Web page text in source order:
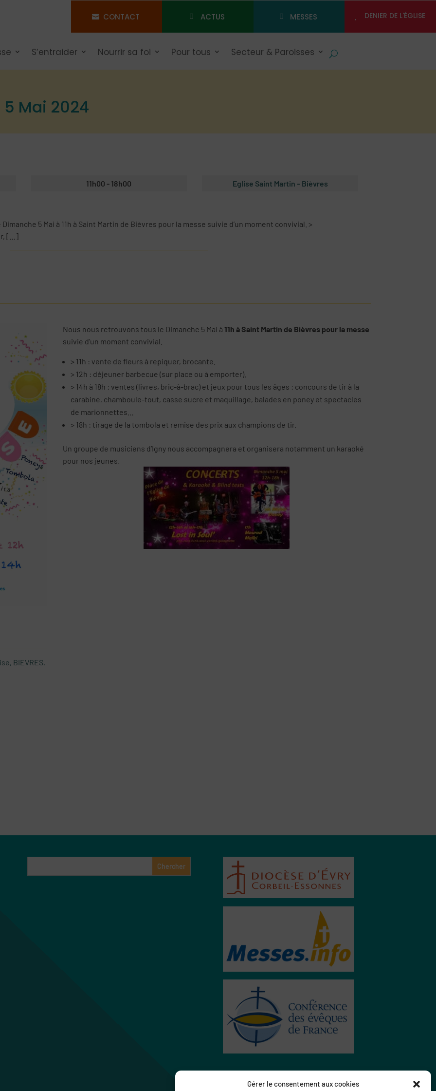
Gérer le consentement aux cookies
CONTACT ACTUS MESSES DENIER DE L'ÉGLISE
S’entraider Nourrir sa foi Pour tous Secteur & Paroisses
Mai 2024
11h00 - 18h00 Eglise Saint Martin – Bièvres
5 Mai à 11h à Saint Martin de Bièvres pour la messe suivie d’un moment convivial. >
[…]
Nous nous retrouvons tous le Dimanche 5 Mai à 11h à Saint Martin de Bièvres pour la messe
suivie d’un moment convivial.
> 11h : vente de fleurs à repiquer, brocante.
> 12h : déjeuner barbecue (sur place ou à emporter).
> 14h à 18h : ventes (livres, bric-à-brac) et jeux pour tous les âges : concours de tir à la
carabine, chamboule-tout, casse sucre et maquillage, balades en poney et spectacles
de marionnettes…
> 18h : tirage de la tombola et remise des prix aux champions de tir.
Un groupe de musiciens d’Igny nous accompagnera et organisera notamment un karaoké
pour nos jeunes.
BIEVRES,